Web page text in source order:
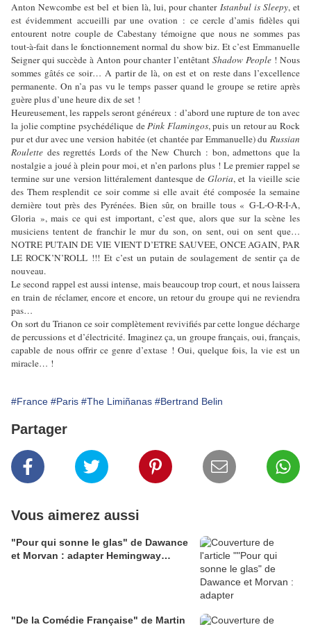
Anton Newcombe est bel et bien là, lui, pour chanter Istanbul is Sleepy, et
est évidemment accueilli par une ovation : ce cercle d’amis fidèles qui
entourent notre couple de Cabestany témoigne que nous ne sommes pas
tout-à-fait dans le fonctionnement normal du show biz. Et c’est Emmanuelle
Seigner qui succède à Anton pour chanter l’entêtant Shadow People! Nous
sommes gâtés ce soir… A partir de là, on est et on reste dans l’excellence
permanente. On n’a pas vu le temps passer quand le groupe se retire après
guère plus d’une heure dix de set !
Heureusement, les rappels seront généreux : d’abord une rupture de ton avec
la jolie comptine psychédélique dePink Flamingos, puis un retour au Rock
pur et dur avec une version habitée (et chantée par Emmanuelle) du Russian
Roulette des regrettés Lords of the New Church : bon, admettons que la
nostalgie a joué à plein pour moi, et n’en parlons plus ! Le premier rappel se
termine sur une version littéralement dantesque deGloria, et la vieille scie
des Them resplendit ce soir comme si elle avait été composée la semaine
dernière tout près des Pyrénées. Bien sûr, on braille tous « G-L-O-R-I-A,
Gloria », mais ce qui est important, c’est que, alors que sur la scène les
musiciens tentent de franchir le mur du son, on sent, oui on sent que…
NOTRE PUTAIN DE VIE VIENT D’ETRE SAUVEE, ONCE AGAIN, PAR
LE ROCK’N’ROLL !!! Et c’est un putain de soulagement de sentir ça de
nouveau.
Le second rappel est aussi intense, mais beaucoup trop court, et nous laissera
en train de réclamer, encore et encore, un retour du groupe qui ne reviendra
pas…
On sort du Trianon ce soir complètement revivifiés par cette longue décharge
de percussions et d’électricité. Imaginez ça, un groupe français, oui, français,
capable de nous offrir ce genre d’extase ! Oui, quelque fois, la vie est un
miracle… !
#France #Paris #The Limiñanas #Bertrand Belin
Partager
Vous aimerez aussi
"Pour qui sonne le glas" de Dawance
et Morvan : adapter Hemingway…
"De la Comédie Française" de Martin